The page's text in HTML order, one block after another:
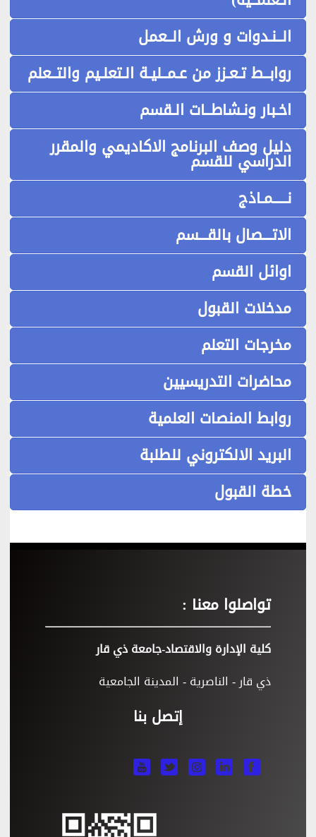
الــنـدوات و ورش الــعمل
روابــط تـعـزز من عـمــليـة الـتعلـيم والتــعلم
اخـبار ونـشاطــات الـقسم
دليل وصف البرنامج الاكاديمي والمقرر
الدراسي للقسم
نـــــمـاذج
الاتـــصال بالقـــسم
اوائل القسم
مدخلات القبول
مخرجات التعلم
محاضرات التدريسيين
روابط المنصات العلمية
البريد الالكتروني للطلبة
خطة القبول
تواصلوا معنا :
كلية الإدارة والاقتصاد-جامعة ذي قار
ذي قار - الناصرية - المدينة الجامعية
إتصل بنا